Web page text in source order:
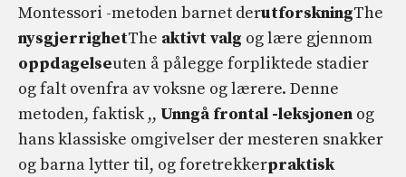
Montessori -metoden barnet derutforskningThe
nysgjerrighetThe aktivt valg og lære gjennom
oppdagelseuten å pålegge forpliktede stadier
og falt ovenfra av voksne og lærere. Denne
metoden, faktisk ,, Unngå frontal -leksjonen og
hans klassiske omgivelser der mesteren snakker
og barna lytter til, og foretrekkerpraktisk